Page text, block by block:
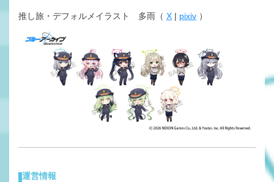
推し旅・デフォルメイラスト 多雨（ X | pixiv ）
運営情報